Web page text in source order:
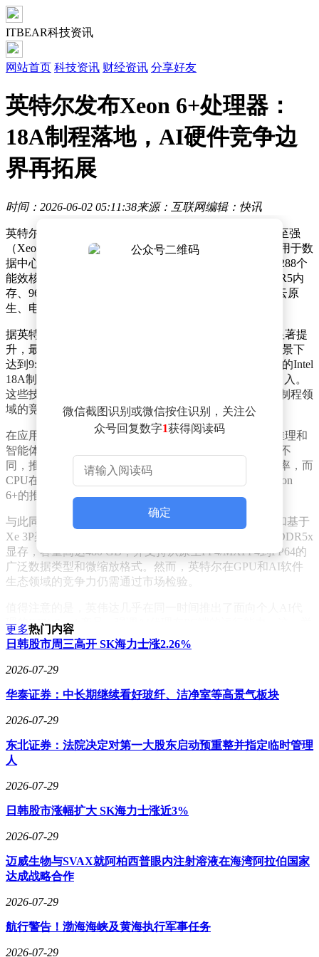
ITBEAR科技资讯
网站首页 科技资讯 财经资讯 分享好友
英特尔发布Xeon 6+处理器：
18A制程落地，AI硬件竞争边
界再拓展
时间：2026-06-02 05:11:38来源：互联网编辑：快讯
英特尔近日正式推出代号为“Clearwater Forest”的新一代至强
（Xeon）6+处理器，标志着其Intel 18A制程技术首次应用于数
据中心CPU领域。这款处理器在单路配置下最高可集成288个
能效核心，双路平台则支持576核，同时提供12通道DDR5内
存、96条PCIe Gen 5通道以及CXL扩展功能，旨在满足云原
生、电信网络、边缘AI和高并发推理等场景的需求。
据英特尔介绍，Xeon 6+处理器在性能上较前代产品有显著提
升，最高可实现2.5倍的代际性能增长，并在特定应用场景下
达到9:1的服务器整合比例。这一突破主要得益于其采用的Intel
18A制程工艺，以及RibbonFET和PowerVia等新技术的引入。
这些技术不仅提升了芯片的能效比，还为英特尔在先进制程领
域的竞争力提供了有力支撑。
在应用场景方面，英特尔特别强调了Xeon 6+处理器在推理和
智能体工作流中的优势。与传统训练阶段依赖GPU集群不
同，推理和智能体应用更注重任务调度和数据流转的效率，而
CPU在这一过程中扮演着关键角色。英特尔希望通过Xeon
6+的推出，进一步巩固其在数据中心市场的地位。
与此同时，英特尔还同步发布了Ethernet E835网络产品和基于
Xe 3P架构的Crescent Island数据中心GPU。后者配备LPDDR5x
显存，容量高达480 GB，并支持从原生FP4/MXFP4到FP64的
广泛数据类型和微缩放格式。然而，英特尔在GPU和AI软件
生态领域的竞争力仍需通过市场检验。
理的RTX Spark产品，强调AI代理在PC端的运行能力。这一举
动表明，两大科技巨头正逐步进入对方的核心业务领域，重新
定义AI硬件市场的竞争格局。
微信截图识别或微信按住识别，关注公
众号回复数字1获得阅读码
确定
更多热门内容
日韩股市周三高开 SK海力士涨2.26%
2026-07-29
华泰证券：中长期继续看好玻纤、洁净室等高景气板块
2026-07-29
东北证券：法院决定对第一大股东启动预重整并指定临时管理
人
2026-07-29
日韩股市涨幅扩大 SK海力士涨近3%
2026-07-29
迈威生物与SVAX就阿柏西普眼内注射溶液在海湾阿拉伯国家
达成战略合作
2026-07-29
航行警告！渤海海峡及黄海执行军事任务
2026-07-29